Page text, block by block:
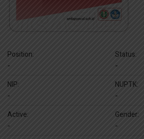
Position:
-
Status:
-
NIP:
-
NUPTK:
-
Active:
-
Gender:
-